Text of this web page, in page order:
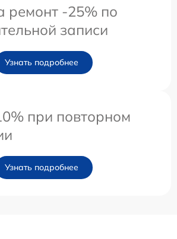
ремонт -25% по
записи
Узнать подробнее
при повторном
Узнать подробнее